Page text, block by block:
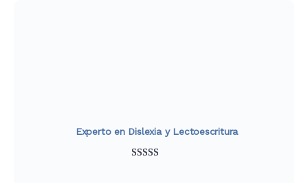
Experto en Dislexia y Lectoescritura